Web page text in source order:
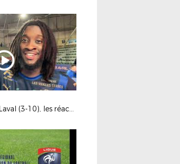
D1 Futsal : Nantes-Laval (3-10), les réactions d’après match